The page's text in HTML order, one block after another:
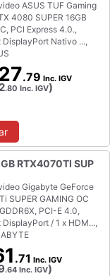
ASUS TUF Gaming
4080 SUPER 16GB
PCI Express 4.0.,
DisplayPort Nativo ...,
.79 Inc. IGV
.80 Inc. IGV)
RTX4070TI SUP
Gigabyte GeForce
SUPER GAMING OC
PCI-E 4.0,
DisplayPort / 1 x HDM...,
.71 Inc. IGV
.64 Inc. IGV)